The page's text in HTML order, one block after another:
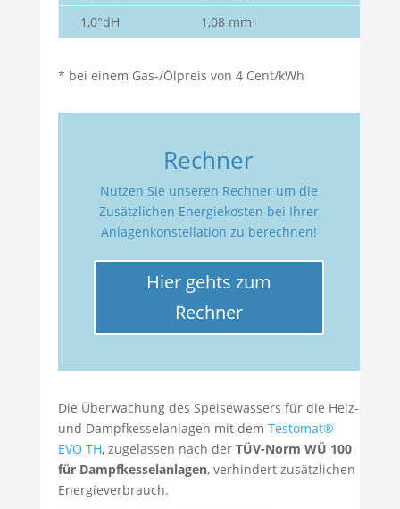
1,0°dH
1,08 mm
* bei einem Gas-/Ölpreis von 4 Cent/kWh
Rechner
Nutzen Sie unseren Rechner um die
Zusätzlichen Energiekosten bei Ihrer
Anlagenkonstellation zu berechnen!
Hier gehts zum
Rechner
Die Überwachung des Speisewassers für die Heiz-
und Dampfkesselanlagen mit dem Testomat®
EVO TH, zugelassen nach der TÜV-Norm WÜ 100
für Dampfkesselanlagen, verhindert zusätzlichen
Energieverbrauch.